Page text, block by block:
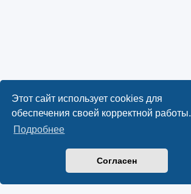
Этот сайт использует cookies для
обеспечения своей корректной работы.
Подробнее
Согласен